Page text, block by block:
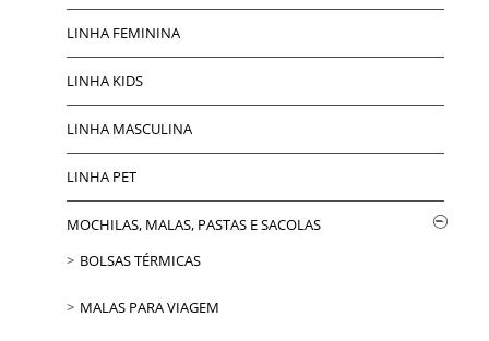
LINHA FEMININA
LINHA KIDS
LINHA MASCULINA
LINHA PET
MOCHILAS, MALAS, PASTAS E SACOLAS
BOLSAS TÉRMICAS
MALAS PARA VIAGEM